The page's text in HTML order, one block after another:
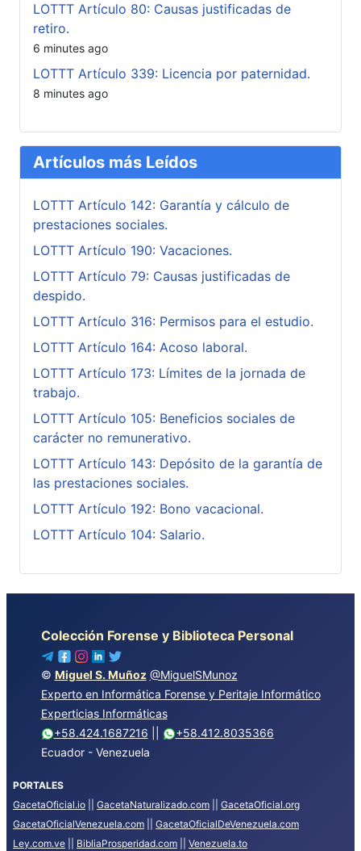
LOTTT Artículo 80: Causas justificadas de
retiro.
6 minutes ago
LOTTT Artículo 339: Licencia por paternidad.
8 minutes ago
Artículos más Leídos
LOTTT Artículo 142: Garantía y cálculo de
prestaciones sociales.
LOTTT Artículo 190: Vacaciones.
LOTTT Artículo 79: Causas justificadas de
despido.
LOTTT Artículo 316: Permisos para el estudio.
LOTTT Artículo 164: Acoso laboral.
LOTTT Artículo 173: Límites de la jornada de
trabajo.
LOTTT Artículo 105: Beneficios sociales de
carácter no remunerativo.
LOTTT Artículo 143: Depósito de la garantía de
las prestaciones sociales.
LOTTT Artículo 192: Bono vacacional.
LOTTT Artículo 104: Salario.
Colección Forense y Biblioteca Personal
© Miguel S. Muñoz @MiguelSMunoz
Experto en Informática Forense y Peritaje Informático
Experticias Informáticas
+58.424.1687216
+58.412.8035366
Ecuador - Venezuela
PORTALES
GacetaOficial.io
GacetaNaturalizado.com
GacetaOficial.org
GacetaOficialVenezuela.com
GacetaOficialDeVenezuela.com
Ley.com.ve
BibliaProsperidad.com Venezuela.to